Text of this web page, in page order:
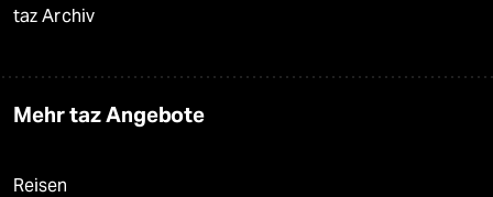
taz Archiv
Mehr taz Angebote
Reisen